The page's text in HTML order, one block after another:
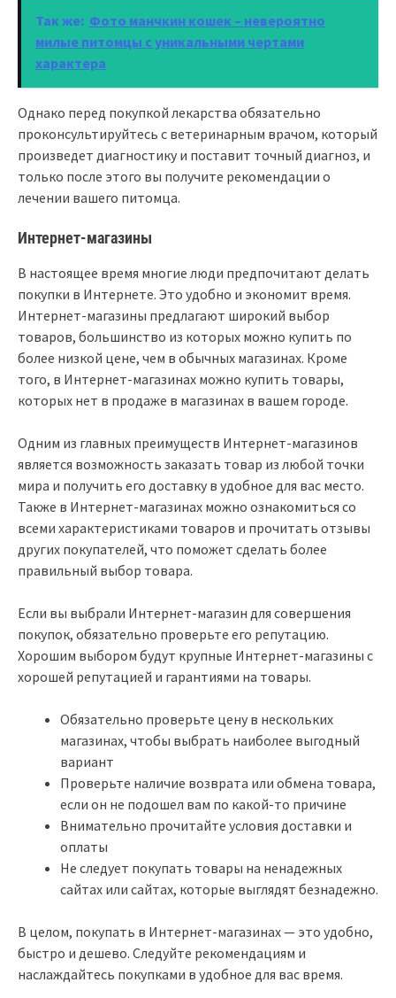
Так же: Фото манчкин кошек – невероятно
милые питомцы с уникальными чертами
характера
Однако перед покупкой лекарства обязательно
проконсультируйтесь с ветеринарным врачом, который
произведет диагностику и поставит точный диагноз, и
только после этого вы получите рекомендации о
лечении вашего питомца.
Интернет-магазины
В настоящее время многие люди предпочитают делать
покупки в Интернете. Это удобно и экономит время.
Интернет-магазины предлагают широкий выбор
товаров, большинство из которых можно купить по
более низкой цене, чем в обычных магазинах. Кроме
того, в Интернет-магазинах можно купить товары,
которых нет в продаже в магазинах в вашем городе.
Одним из главных преимуществ Интернет-магазинов
является возможность заказать товар из любой точки
мира и получить его доставку в удобное для вас место.
Также в Интернет-магазинах можно ознакомиться со
всеми характеристиками товаров и прочитать отзывы
других покупателей, что поможет сделать более
правильный выбор товара.
Если вы выбрали Интернет-магазин для совершения
покупок, обязательно проверьте его репутацию.
Хорошим выбором будут крупные Интернет-магазины с
хорошей репутацией и гарантиями на товары.
Обязательно проверьте цену в нескольких
магазинах, чтобы выбрать наиболее выгодный
вариант
Проверьте наличие возврата или обмена товара,
если он не подошел вам по какой-то причине
Внимательно прочитайте условия доставки и
оплаты
Не следует покупать товары на ненадежных
сайтах или сайтах, которые выглядят безнадежно.
В целом, покупать в Интернет-магазинах — это удобно,
быстро и дешево. Следуйте рекомендациям и
наслаждайтесь покупками в удобное для вас время.